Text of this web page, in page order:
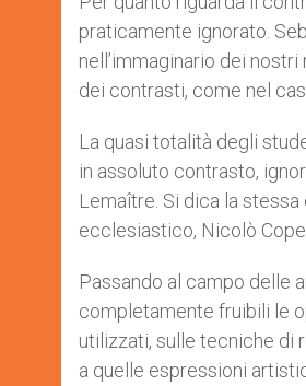
praticamente ignorato.
nell’immaginario dei
dei contrasti, come nel
La quasi totalità degli
in assoluto contrasto,
Lemaître. Si dica la
ecclesiastico, Nicolò
Passando al campo delle
completamente fruibili le
utilizzati, sulle tecniche di
a quelle espressioni